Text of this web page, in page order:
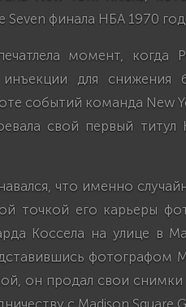
Seven финала НБА 1970
момент,
инъекции для
событий команда New
свой первый
что именно
точкой его карьеры
Коссела на улице в
фотографом
он продал свои снимки
с Madison Square